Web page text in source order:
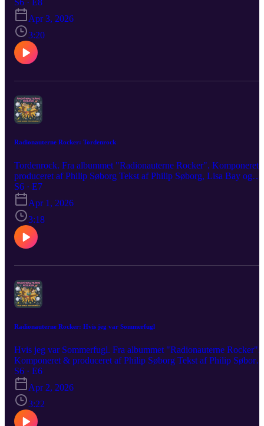
Søborg, Lisa Bay og Karen Brüel Birkegaard Vokal: Katrine Bille
Kor: Columbine Margrete Reichhardt, Martin Nilsson, Maryam
Kharal, Villy Kulas Wandall. Produceret af Radionauterne Media
Aps
S6 · E8
Apr 3, 2026
3:20
Radionauterne Rocker: Tordenrock
Tordenrock. Fra albummet "Radionauterne Rocker". Komponeret
produceret af Philip Søborg Tekst af Philip Søborg, Lisa Bay og
Karen Brüel Birkegaard Vokal: Karen Brüel Birkegaard Produceret
af Radionauterne Media Aps
S6 · E7
Apr 1, 2026
3:18
Radionauterne Rocker: Hvis jeg var Sommerfugl
Hvis jeg var Sommerfugl. Fra albummet "Radionauterne Rocker".
Komponeret & produceret af Philip Søborg Tekst af Philip Søborg,
Lisa Bay og Karen Brüel Birkegaard Vokal: Mathilde Gudrun
Larsen Kor: Mathilde Gudrun Larsen Produceret af Radionauterne
Media Aps
S6 · E6
Apr 2, 2026
3:22